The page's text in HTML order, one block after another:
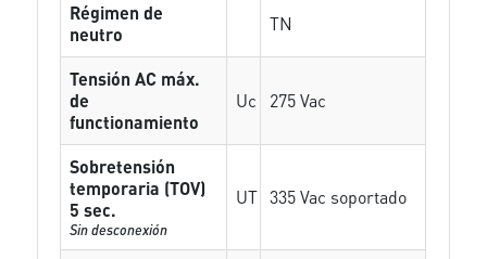
Régimen de
neutro
TN
Tensión AC máx.
de
functionamiento
Uc 275 Vac
Sobretensión
temporaria (TOV)
5 sec.
Sin desconexión
UT 335 Vac soportado